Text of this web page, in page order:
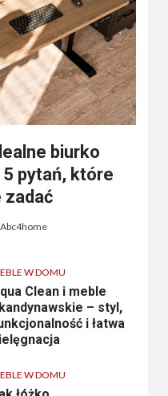
biurko
pytań, które
zadać
Abc4home
W DOMU
Clean i meble
– styl,
i łatwa
W DOMU